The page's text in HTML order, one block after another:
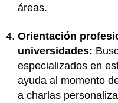
áreas.
Orientación
universidades:
especializados en
ayuda al momento
a charlas